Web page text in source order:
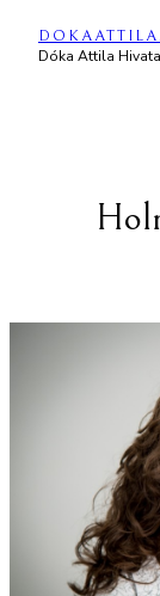
Ugrás
Dóka Attila